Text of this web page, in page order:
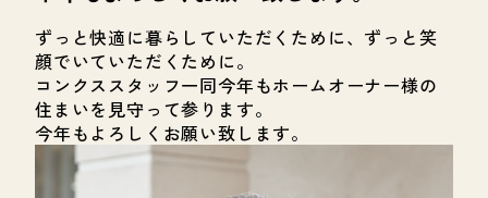
ずっと快適に暮らしていただくために、ずっと笑
顔でいていただくために。
コンクススタッフ一同今年もホームオーナー様の
住まいを見守って参ります。
今年もよろしくお願い致します。